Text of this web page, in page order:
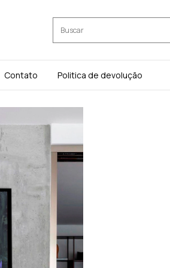
Contato Politica de devolução